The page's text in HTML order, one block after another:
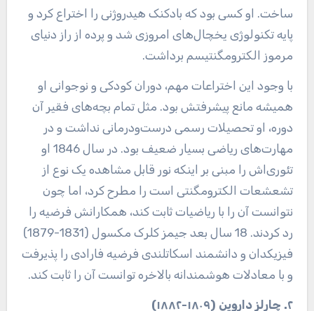
ساخت. او کسی بود که بادکنک هیدروژنی را اختراع کرد و
پایه تکنولوژی یخچال‌های امروزی شد و پرده از راز دنیای
مرموز الکترومگنتیسم برداشت.
با وجود این اختراعات مهم، دوران کودکی و نوجوانی او
همیشه مانع پیشرفتش بود. مثل تمام بچه‌های فقیر آن
دوره، او تحصیلات رسمی درست‌ودرمانی نداشت و در
مهارت‌های ریاضی بسیار ضعیف بود. در سال 1846 او
تئوری‌اش را مبنی بر اینکه نور قابل مشاهده یک نوع از
تشعشعات الکترومگنتی است را مطرح کرد، اما چون
نتوانست آن را با ریاضیات ثابت کند، همکارانش فرضیه را
رد کردند. 18 سال بعد جیمز کلرک مکسول (1831-1879)
فیزیکدان و دانشمند اسکاتلندی فرضیه فارادی را پذیرفت
و با معادلات هوشمندانه بالاخره توانست آن را ثابت کند.
۲. چارلز داروین (۱۸۰۹-۱۸۸۲)